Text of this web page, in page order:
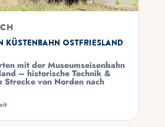
Küstenbahn Ostfriesland
mit der Museumseisenbahn
– historische Technik &
Strecke von Norden nach